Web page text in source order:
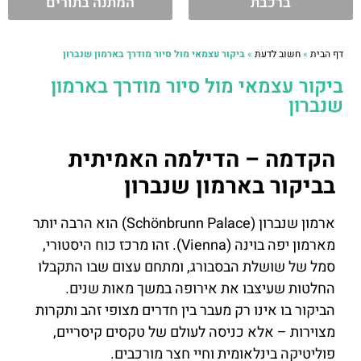
דף הבית »חשוב לדעת »ביקור עצמאי מול סיור מודרך בארמון שנברון
ביקור עצמאי מול סיור מודרך בארמון
שנברון
הקדמה – הדילמה האמיתית
בביקור בארמון שנברון
ארמון שנברון (Schönbrunn Palace) הוא הרבה יותר
מארמון יפה בוינה (Vienna). זהו מרכז כוח היסטורי,
סמל של שושלת הבסבורג, ומתחם עצום שבו התקבלו
החלטות שעיצבו את אירופה במשך מאות שנים.
הביקור בו אינו רק מעבר בין חדרים מצופי זהב ותקרות
מצוירות – אלא כניסה לעולם של טקסים קיסריים,
פוליטיקה בינלאומית וחיי חצר מורכבים.